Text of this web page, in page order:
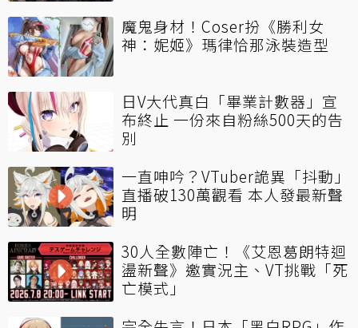
魔鬼身材！Coser扮《勝利女
神：妮姬》瑪律恰那泳裝造型
日V大代真白「畢業計數器」宣
布終止 一份來自粉絲500天的告
別
一直呻吟？VTuber詭異「抖動」
直播破130萬觀看 本人發最新聲
明
30人全數陣亡！《艾恩葛朗特迴
盪新聲》邀實況主、VT挑戰「死
亡模式」